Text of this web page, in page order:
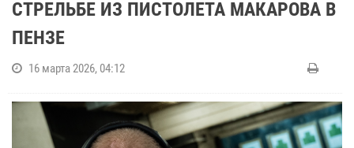
СТРЕЛЬБЕ ИЗ ПИСТОЛЕТА МАКАРОВА В
ПЕНЗЕ
16 марта 2026, 04:12